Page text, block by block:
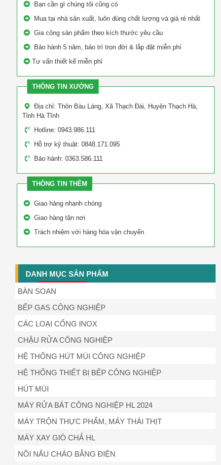
Bạn cần gì chúng tôi cũng có
Mua tại nhà sản xuất, luôn đúng chất lượng và giá rẻ nhất
Gia công sản phẩm theo kích thước yêu cầu
Bảo hành 5 năm, bảo trì trọn đời & lắp đặt miễn phí
Tư vấn thiết kế miễn phí
THÔNG TIN XƯỞNG
Địa chỉ: Thôn Bàu Láng, Xã Thạch Đài, Huyện Thạch Hà,
Tỉnh Hà Tĩnh
Hotline: 0943.986.111
Hỗ trợ kỹ thuật: 0848.171.095
Bảo hành: 0363.586.111
THÔNG TIN THÊM
Giao hàng nhanh chóng
Giao hàng tận nơi
Trách nhiệm với hàng hóa vận chuyển
DANH MỤC SẢN PHẨM
BÀN SOẠN
BẾP GAS CÔNG NGHIỆP
CÁC LOẠI CỔNG INOX
CHẬU RỬA CÔNG NGHIỆP
HỆ THỐNG HÚT MÙI CÔNG NGHIỆP
HỆ THỐNG THIẾT BỊ BẾP CÔNG NGHIỆP
HÚT MÙI
MÁY RỬA BÁT CÔNG NGHIỆP HL 2024
MÁY TRỘN THỰC PHẨM, MÁY THÁI THỊT
MÁY XAY GIÒ CHẢ HL
NỒI NẤU CHÁO BẰNG ĐIỆN